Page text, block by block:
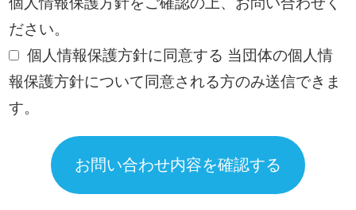
ださい。
個人情報保護方針に同意する 当団体の個人情
報保護方針について同意される方のみ送信できま
す。